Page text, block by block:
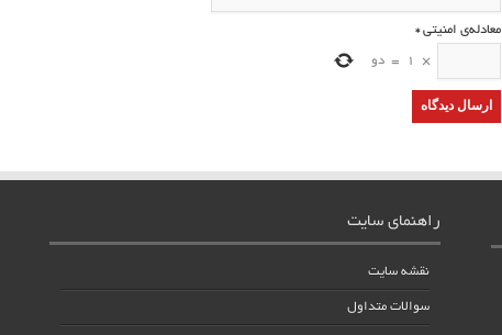
معادله‌ی امنیتی*
×
1
= دو
راهنمای سایت
نقشه سایت
سوالات متداول